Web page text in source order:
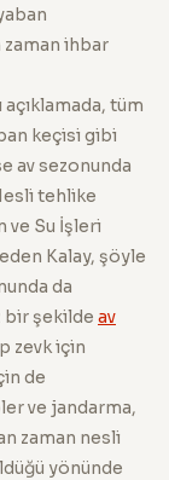
zaman ihbar
tüm
keçisi gibi
av sezonunda
tehlike
ve Su İşleri
Kalay, şöyle
da
bir şekilde av
zevk için
de
ve jandarma,
zaman nesli
yönünde